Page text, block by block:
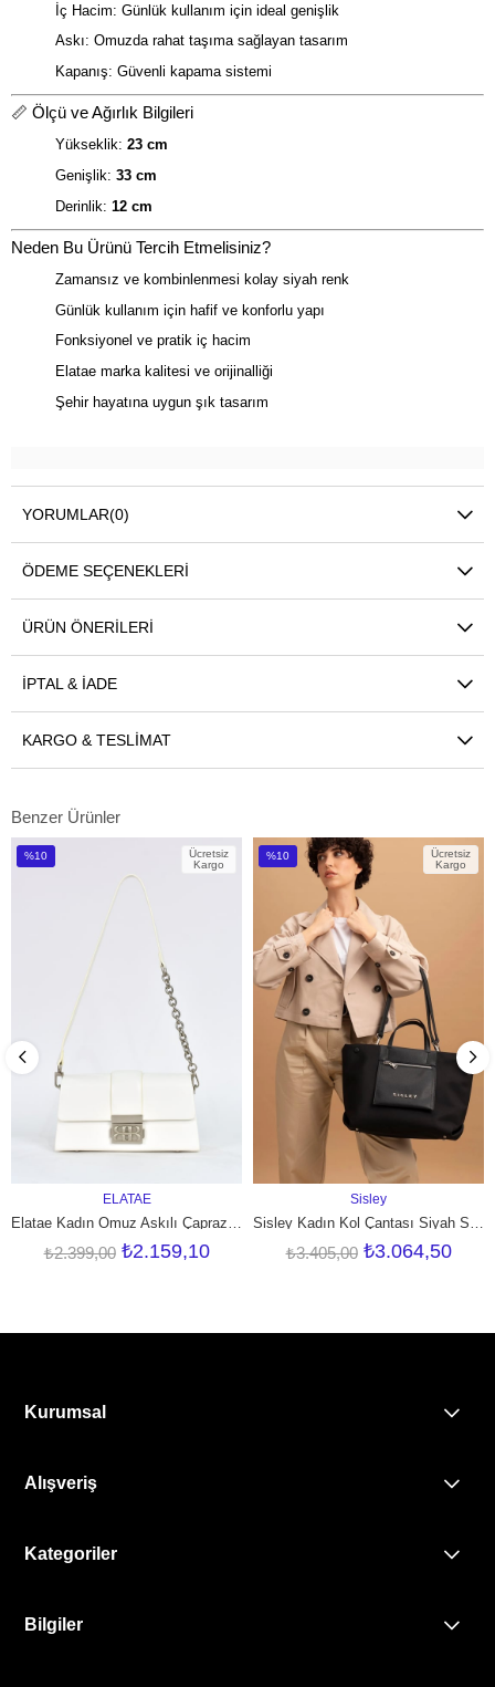
İç Hacim: Günlük kullanım için ideal genişlik
Askı: Omuzda rahat taşıma sağlayan tasarım
Kapanış: Güvenli kapama sistemi
📏 Ölçü ve Ağırlık Bilgileri
Yükseklik: 23 cm
Genişlik: 33 cm
Derinlik: 12 cm
Neden Bu Ürünü Tercih Etmelisiniz?
Zamansız ve kombinlenmesi kolay siyah renk
Günlük kullanım için hafif ve konforlu yapı
Fonksiyonel ve pratik iç hacim
Elatae marka kalitesi ve orijinalliği
Şehir hayatına uygun şık tasarım
YORUMLAR(0)
ÖDEME SEÇENEKLERI
ÜRÜN ÖNERILERI
İPTAL & İADE
KARGO & TESLIMAT
Benzer Ürünler
SEPETE EKLE
%10
Ücretsiz
Kargo
ELATAE
Elatae Kadın Omuz Askılı Çapraz Çanta Beyaz 17571
₺2.159,10
₺2.399,00
SEPETE EKLE
%10
Ücretsiz
Kargo
Sisley
Sisley Kadın Kol Çantası Siyah SLY024
₺3.064,50
₺3.405,00
Kurumsal
Alışveriş
Kategoriler
Bilgiler